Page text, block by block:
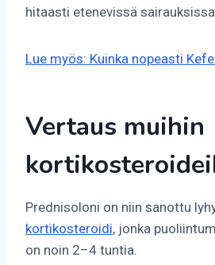
hitaasti etenevissä
Lue myös: Kuinka nopeasti
Vertaus muihin
Prednisoloni on niin sanottu
kortikosteroidi, jonka
on noin 2–4 tuntia.